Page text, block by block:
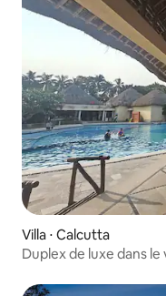
Villa ⋅ Calcutta
Duplex de luxe dans